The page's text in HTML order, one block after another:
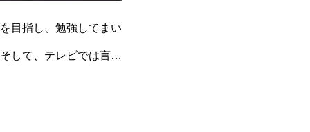
目指し、勉強してまい
して、テレビでは言え